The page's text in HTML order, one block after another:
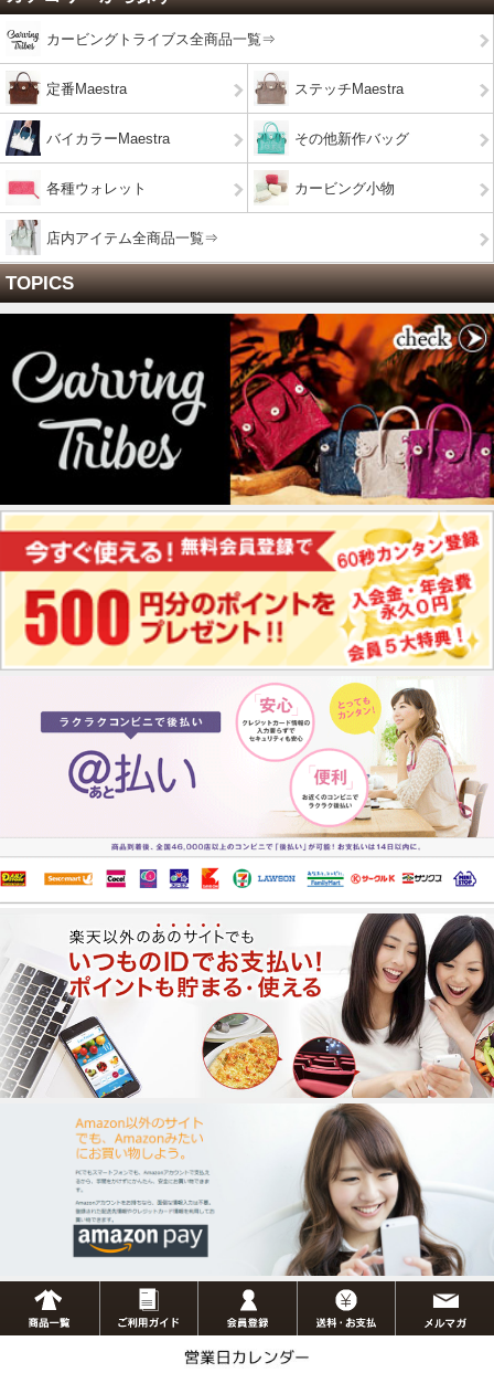
カービングトライブス全商品一覧⇒
定番Maestra ステッチMaestra
バイカラーMaestra その他新作バッグ
各種ウォレット カービング小物
店内アイテム全商品一覧⇒
TOPICS